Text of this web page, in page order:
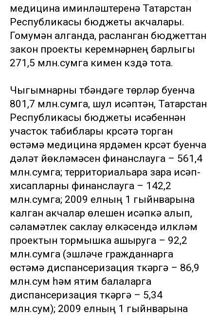
медицина иминләштерүенә Татарстан
Республикасы бюджеты акчалары.
Гомумән алганда, расланган бюджеттан
закон проекты керемнәрнең барлыгы
271,5 млн.сумга кимүен күздә тота.
Чыгымнарны түбәндәге төрләр буенча
801,7 млн.сумга, шул исәптән, Татарстан
Республикасы бюджеты исәбеннән
участок табиблары күрсәтә торган
өстәмә медицина ярдәмен күрсәтү буенча
дәүләт йөкләмәсен финанслауга – 561,4
млн.сумга; территориальара үзара исәп-
хисапларны финанслауга – 142,2
млн.сумга; 2009 елның 1 гыйнварына
калган акчалар өлешен исәпкә алып,
сәламәтлек саклау өлкәсендә илкүләм
проектын тормышка ашыруга – 92,2
млн.сумга (эшләүче гражданнарга
өстәмә диспансеризация үткәрүгә – 86,9
млн.сум һәм ятим балаларга
диспансеризация үткәрүгә – 5,34
млн.сум); 2009 елның 1 гыйнварына